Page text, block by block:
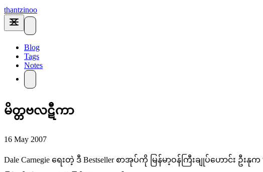
thantzinoo
Blog
Tags
Notes
မိတ္တဗလဋီကာ
16 May 2007
Dale Carnegie ရေးတဲ့ ဒီ Bestseller စာအုပ်ကို မြန်မာ့ဝန်ကြီးချုပ်ဟော